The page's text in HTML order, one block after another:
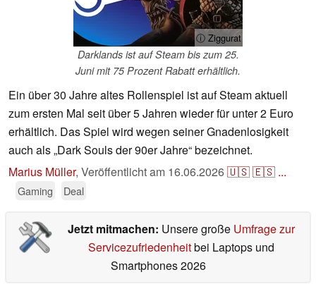
ⓘ Ziggurat
Darklands ist auf Steam bis zum 25.
Juni mit 75 Prozent Rabatt erhältlich.
Ein über 30 Jahre altes Rollenspiel ist auf Steam aktuell
zum ersten Mal seit über 5 Jahren wieder für unter 2 Euro
erhältlich. Das Spiel wird wegen seiner Gnadenlosigkeit
auch als „Dark Souls der 90er Jahre“ bezeichnet.
Marius Müller, Veröffentlicht am 16.06.2026🇺🇸🇪🇸 ...
Gaming Deal
Jetzt mitmachen: Unsere große Umfrage zur
Servicezufriedenheitbei Laptops und
Smartphones 2026